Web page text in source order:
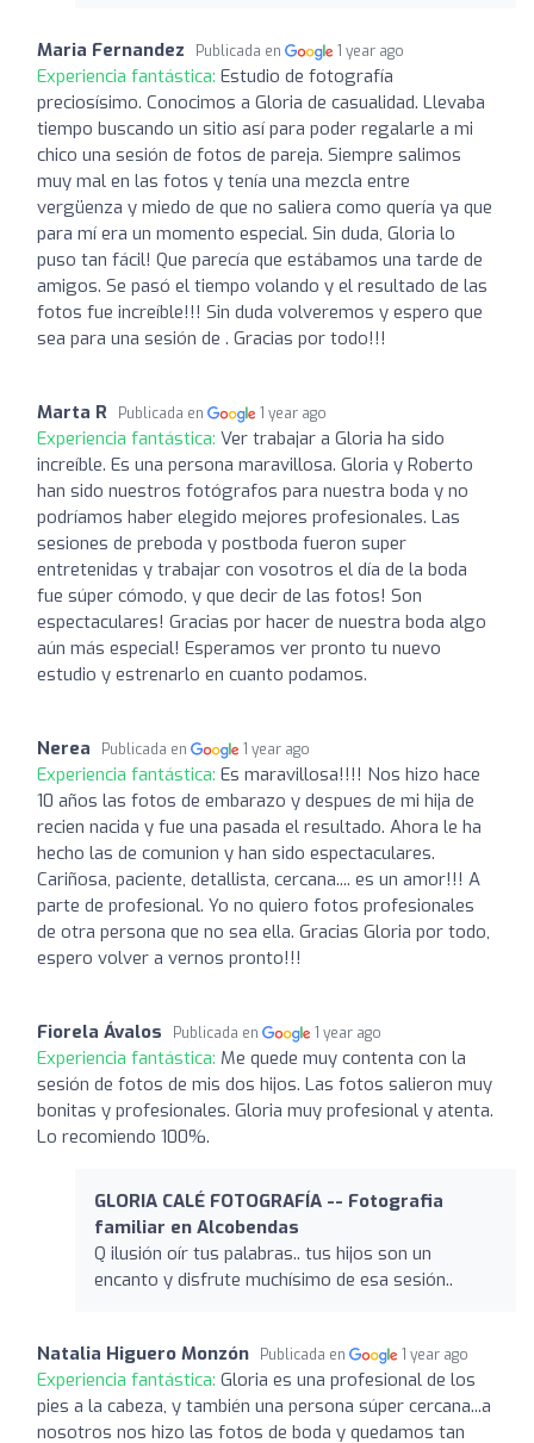
Maria Fernandez Publicada en 1 year ago
Experiencia fantástica: Estudio de fotografía
preciosísimo. Conocimos a Gloria de casualidad. Llevaba
tiempo buscando un sitio así para poder regalarle a mi
chico una sesión de fotos de pareja. Siempre salimos
muy mal en las fotos y tenía una mezcla entre
vergüenza y miedo de que no saliera como quería ya que
para mí era un momento especial. Sin duda, Gloria lo
puso tan fácil! Que parecía que estábamos una tarde de
amigos. Se pasó el tiempo volando y el resultado de las
fotos fue increíble!!! Sin duda volveremos y espero que
sea para una sesión de . Gracias por todo!!!
Marta R Publicada en 1 year ago
Experiencia fantástica: Ver trabajar a Gloria ha sido
increíble. Es una persona maravillosa. Gloria y Roberto
han sido nuestros fotógrafos para nuestra boda y no
podríamos haber elegido mejores profesionales. Las
sesiones de preboda y postboda fueron super
entretenidas y trabajar con vosotros el día de la boda
fue súper cómodo, y que decir de las fotos! Son
espectaculares! Gracias por hacer de nuestra boda algo
aún más especial! Esperamos ver pronto tu nuevo
estudio y estrenarlo en cuanto podamos.
Nerea Publicada en 1 year ago
Experiencia fantástica: Es maravillosa!!!! Nos hizo hace
10 años las fotos de embarazo y despues de mi hija de
recien nacida y fue una pasada el resultado. Ahora le ha
hecho las de comunion y han sido espectaculares.
Cariñosa, paciente, detallista, cercana.... es un amor!!! A
parte de profesional. Yo no quiero fotos profesionales
de otra persona que no sea ella. Gracias Gloria por todo,
espero volver a vernos pronto!!!
Fiorela Ávalos Publicada en 1 year ago
Experiencia fantástica: Me quede muy contenta con la
sesión de fotos de mis dos hijos. Las fotos salieron muy
bonitas y profesionales. Gloria muy profesional y atenta.
Lo recomiendo 100%.
GLORIA CALÉ FOTOGRAFÍA -- Fotografia
familiar en Alcobendas
Q ilusión oír tus palabras.. tus hijos son un
encanto y disfrute muchísimo de esa sesión..
Natalia Higuero Monzón Publicada en 1 year ago
Experiencia fantástica: Gloria es una profesional de los
pies a la cabeza, y también una persona súper cercana...a
nosotros nos hizo las fotos de boda y quedamos tan